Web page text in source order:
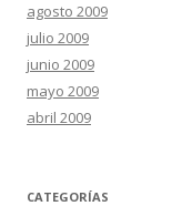
agosto 2009
julio 2009
junio 2009
mayo 2009
abril 2009
CATEGORÍAS